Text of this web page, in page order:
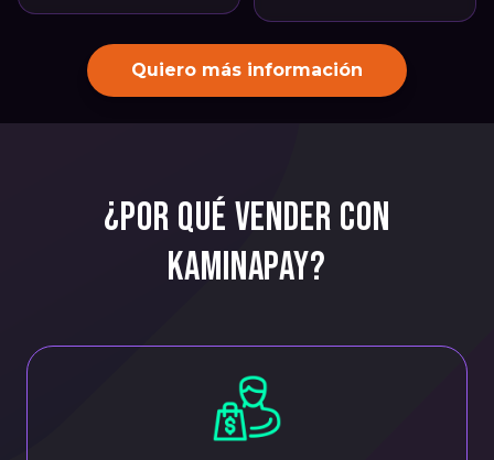
Quiero más información
¿Por qué vender con
KaminaPay?